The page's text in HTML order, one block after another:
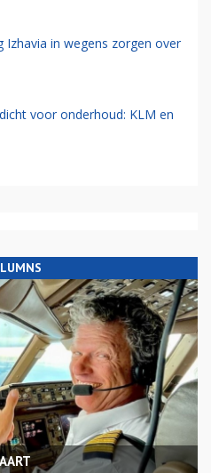
Izhavia in wegens zorgen over
voor onderhoud: KLM en